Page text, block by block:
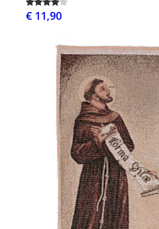
€ 11,90